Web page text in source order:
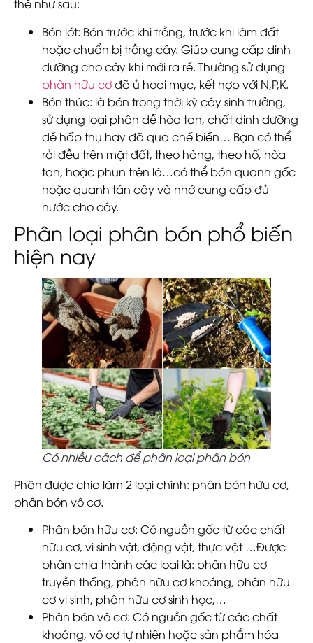
thể như sau:
Bón lót: Bón trước khi trồng, trước khi làm đất
hoặc chuẩn bị trồng cây. Giúp cung cấp dinh
dưỡng cho cây khi mới ra rễ. Thường sử dụng
phân hữu cơđã ủ hoai mục, kết hợp với N,P,K.
Bón thúc: là bón trong thời kỳ cây sinh trưởng,
sử dụng loại phân dễ hòa tan, chất dinh dưỡng
dễ hấp thụ hay đã qua chế biến… Bạn có thể
rải đều trên mặt đất, theo hàng, theo hố, hòa
tan, hoặc phun trên lá…có thể bón quanh gốc
hoặc quanh tán cây và nhớ cung cấp đủ
nước cho cây.
Phân loại phân bón phổ biến
hiện nay
Có nhiều cách để phân loại phân bón
Phân được chia làm 2 loại chính: phân bón hữu cơ,
phân bón vô cơ.
Phân bón hữu cơ: Có nguồn gốc từ các chất
hữu cơ, vi sinh vật, động vật, thực vật …Được
phân chia thành các loại là: phân hữu cơ
truyền thống, phân hữu cơ khoáng, phân hữu
cơ vi sinh, phân hữu cơ sinh học,…
Phân bón vô cơ: Có nguồn gốc từ các chất
khoáng, vô cơ tự nhiên hoặc sản phẩm hóa